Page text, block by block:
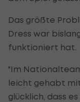
Das größte
Dress war
funktioniert hat.
"Im
leicht gehabt
glücklich, dass